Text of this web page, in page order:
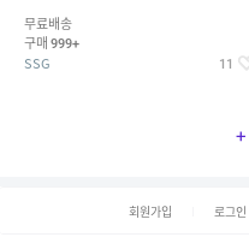
무료배송
구매 999+
SSG 11
회원가입 로그인